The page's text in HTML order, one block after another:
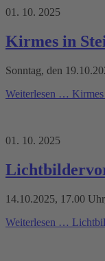
01. 10. 2025
Kirmes in
Sonntag, den
Weiterlesen …
01. 10. 2025
14.10.2025, 17.00
Weiterlesen …